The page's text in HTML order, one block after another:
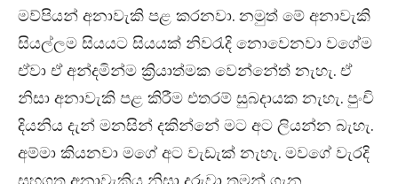
මව්පියන් අනාවැකි පළ කරනවා. නමුත් මේ අනාවැකි
සියල්ලම සියයට සියයක් නිවරැදි නොවෙනවා වගේම
ඒවා ඒ අන්දමින්ම ක්‍රියාත්මක වෙන්නේත් නැහැ. ඒ
නිසා අනාවැකි පළ කිරීම එතරම් සුබදායක නැහැ. පුංචි
දියනිය දැන් මනසින් දකින්නේ මට අට ලියන්න බැහැ.
අම්මා කියනවා මගේ අට වැඩැක් නැහැ. මවගේ වැරදි